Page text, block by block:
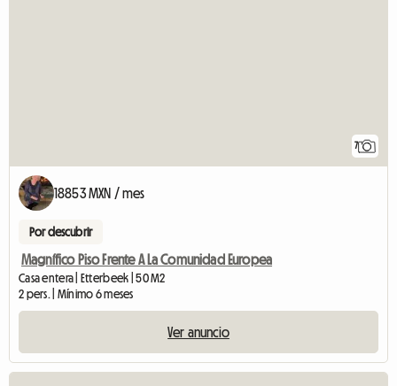
7
18853 MXN / mes
Por descubrir
Magnífico Piso Frente A La Comunidad Europea
Casa entera | Etterbeek | 50 M2
2 pers. | Mínimo 6 meses
Ver anuncio